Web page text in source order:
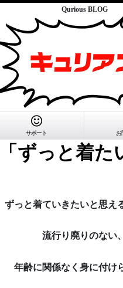
Qurious BLOG
「ずっと着た
ずっと着ていきたいと思え
流行り廃りのない、
年齢に関係なく身に付け
サポート お